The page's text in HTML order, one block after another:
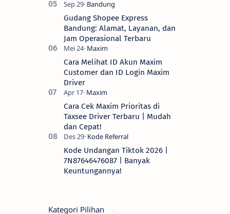
Gudang Shopee Express
Bandung: Alamat, Layanan, dan
Jam Operasional Terbaru
Cara Melihat ID Akun Maxim
Customer dan ID Login Maxim
Driver
Cara Cek Maxim Prioritas di
Taxsee Driver Terbaru | Mudah
dan Cepat!
Kode Undangan Tiktok 2026 |
7N87646476087 | Banyak
Keuntungannya!
Kategori Pilihan